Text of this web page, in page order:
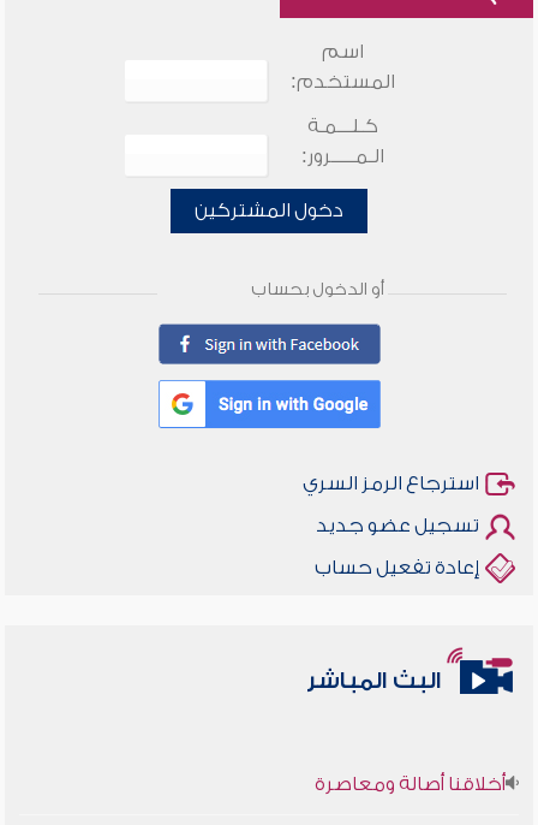
اسم
المستخدم:
كـلـــمـة
الـمـــــرور:
دخول المشتركين
أو الدخول بحساب
استرجاع الرمز السري
تسجيل عضو جديد
إعادة تفعيل حساب
البث المباشر
أخلاقنا أصالة ومعاصرة